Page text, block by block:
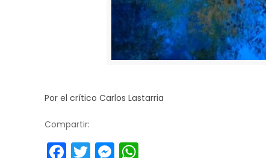
Por el crítico Carlos Lastarria
Compartir:
Facebook
TwitterMessenger